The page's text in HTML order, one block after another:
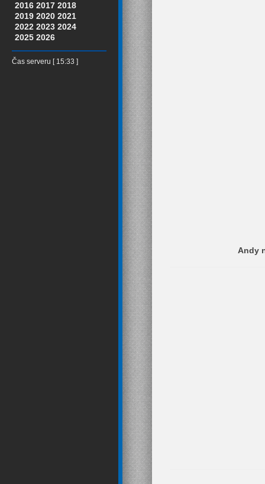
2016 2017 2018
2019 2020 2021
2022 2023 2024
2025 2026
Čas serveru [ 15:33 ]
Andy